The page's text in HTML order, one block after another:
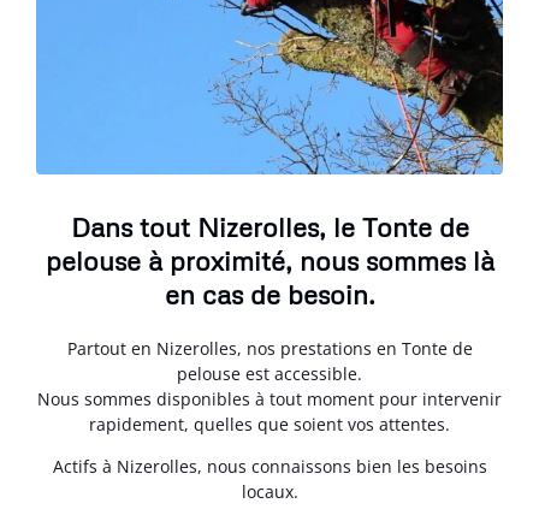
Dans tout Nizerolles, le Tonte de
pelouse à proximité, nous sommes là
en cas de besoin.
Partout en Nizerolles, nos prestations en Tonte de
pelouse est accessible.
Nous sommes disponibles à tout moment pour intervenir
rapidement, quelles que soient vos attentes.
Actifs à Nizerolles, nous connaissons bien les besoins
locaux.